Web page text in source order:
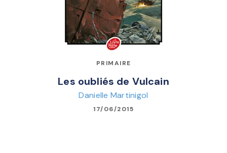
PRIMAIRE
Les oubliés de Vulcain
Danielle Martinigol
17/06/2015